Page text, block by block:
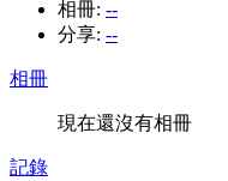
相冊: --
分享: --
相冊
現在還沒有相冊
記錄